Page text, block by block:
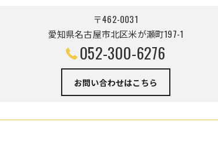
〒462-0031
愛知県名古屋市北区米が瀬町197-1
052-300-6276
お問い合わせはこちら